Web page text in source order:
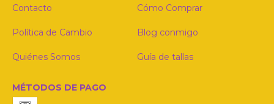
Contacto Cómo Comprar
Política de Cambio Blog conmigo
Quiénes Somos Guía de tallas
MÉTODOS DE PAGO